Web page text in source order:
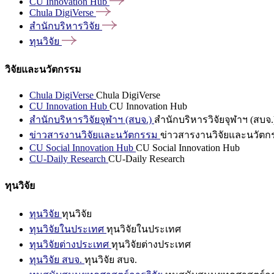
Chula DigiVerse
สำนักบริหารวิจัย
ทุนวิจัย
วิจัยและนวัตกรรม
Chula DigiVerse Chula DigiVerse
CU Innovation Hub CU Innovation Hub
สำนักบริหารวิจัยจุฬาฯ (สบจ.) สำนักบริหารวิจัยจุฬาฯ (สบจ
ข่าวสารงานวิจัยและนวัตกรรม ข่าวสารงานวิจัยและนวัตก
CU Social Innovation Hub CU Social Innovation Hub
CU-Daily Research CU-Daily Research
ทุนวิจัย
ทุนวิจัย ทุนวิจัย
ทุนวิจัยในประเทศ ทุนวิจัยในประเทศ
ทุนวิจัยต่างประเทศ ทุนวิจัยต่างประเทศ
ทุนวิจัย สบจ. ทุนวิจัย สบจ.